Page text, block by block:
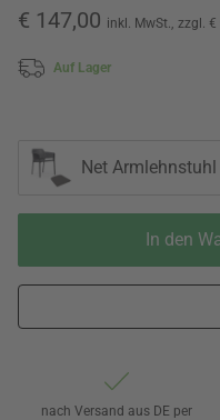
€ 147,00 inkl. MwSt., zzgl. €
Auf Lager
Net
In den
nach Versand aus DE per